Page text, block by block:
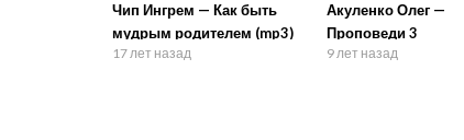
Чип Ингрем — Как быть
мудрым родителем (mp3)
17 лет назад
Акуленко Олег —
Проповеди 3
9 лет назад